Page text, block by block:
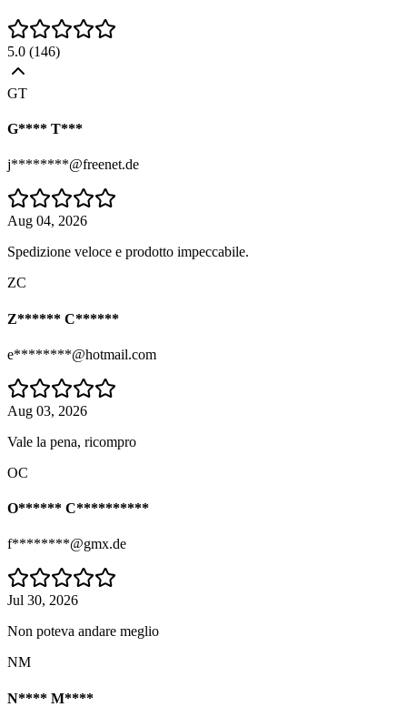
5.0 (146)
GT
G**** T***
j********@freenet.de
Aug 04, 2026
Spedizione veloce e prodotto impeccabile.
ZC
Z****** C******
e********@hotmail.com
Aug 03, 2026
Vale la pena, ricompro
OC
O****** C**********
f********@gmx.de
Jul 30, 2026
Non poteva andare meglio
NM
N**** M****